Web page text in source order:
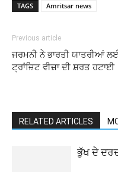
TAGS Amritsar news
Previous article
ਜਰਮਨੀ ਨੇ ਭਾਰਤੀ ਯਾਤਰੀਆਂ
ਟ੍ਰਾਂਜ਼ਿਟ ਵੀਜ਼ਾ ਦੀ ਸ਼ਰਤ ਹਟਾਈ
RELATED ARTICLES
ਭੁੱਖ ਦੇ ਦਰਦ